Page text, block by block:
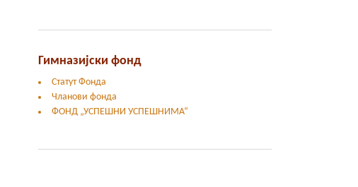
Гимназијски фонд
Статут Фонда
Чланови фонда
ФОНД „УСПЕШНИ УСПЕШНИМА“